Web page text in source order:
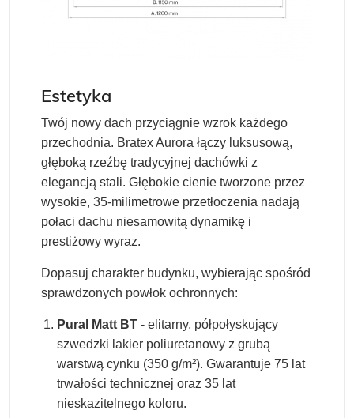
Estetyka
Twój nowy dach przyciągnie wzrok każdego
przechodnia. Bratex Aurora łączy luksusową,
głęboką rzeźbę tradycyjnej dachówki z
elegancją stali. Głębokie cienie tworzone przez
wysokie, 35-milimetrowe przetłoczenia nadają
połaci dachu niesamowitą dynamikę i
prestiżowy wyraz.
Dopasuj charakter budynku, wybierając spośród
sprawdzonych powłok ochronnych:
Pural Matt BT - elitarny, półpołyskujący
szwedzki lakier poliuretanowy z grubą
warstwą cynku (350 g/m²). Gwarantuje 75 lat
trwałości technicznej oraz 35 lat
nieskazitelnego koloru.